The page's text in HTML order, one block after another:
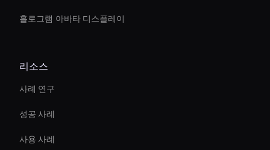
홀로그램 아바타 디스플레이
리소스
사례 연구
성공 사례
사용 사례